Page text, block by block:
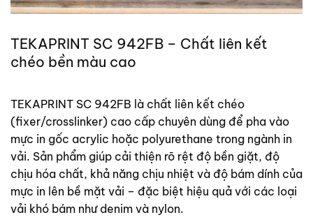
TEKAPRINT SC 942FB – Chất liên kết
chéo bền màu cao
TEKAPRINT SC 942FB là chất liên kết chéo
(fixer/crosslinker) cao cấp chuyên dùng để pha vào
mực in gốc acrylic hoặc polyurethane trong ngành in
vải. Sản phẩm giúp cải thiện rõ rệt độ bền giặt, độ
chịu hóa chất, khả năng chịu nhiệt và độ bám dính của
mực in lên bề mặt vải – đặc biệt hiệu quả với các loại
vải khó bám như denim và nylon.